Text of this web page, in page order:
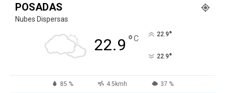
POSADAS
Nubes Dispersas
22.9 °C 22.9°
22.9°
85 % 4.5kmh 37 %